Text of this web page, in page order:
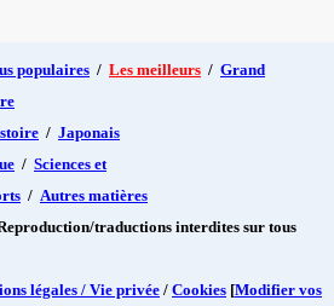
populaires / Les meilleurs / Grand
/ Japonais
/ Sciences et
/ Autres matières
traductions interdites sur tous
légales / Vie privée / Cookies [Modifier vos